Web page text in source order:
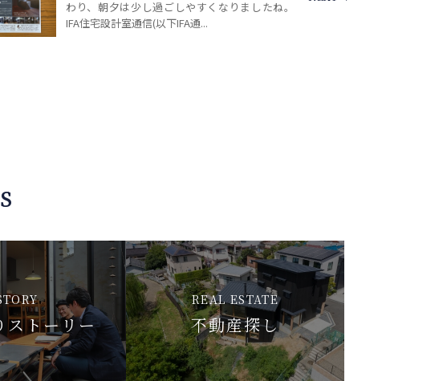
わり、朝夕は少し過ごしやすくなりましたね。
IFA住宅設計室通信(以下IFA通...
ストーリー
REAL ESTATE
不動産探し